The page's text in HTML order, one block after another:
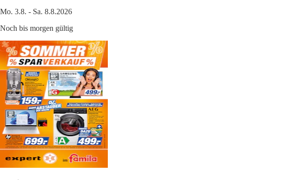
Mo. 3.8. - Sa. 8.8.2026
Noch bis morgen gültig